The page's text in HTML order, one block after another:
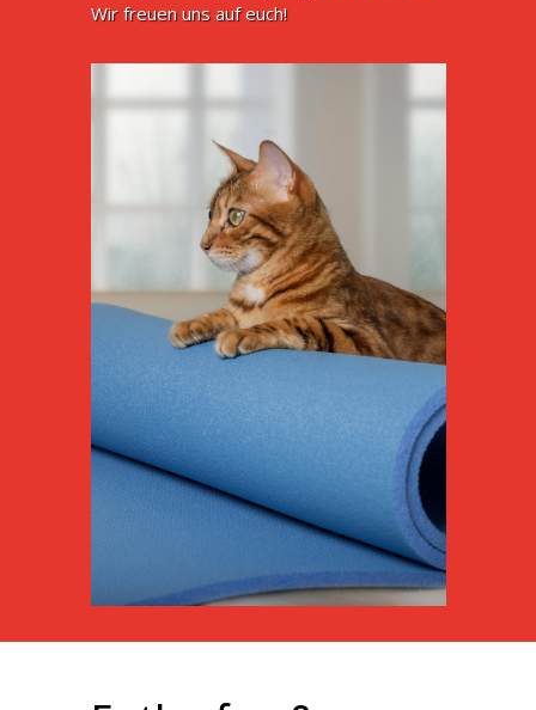
Wir freuen uns auf euch!